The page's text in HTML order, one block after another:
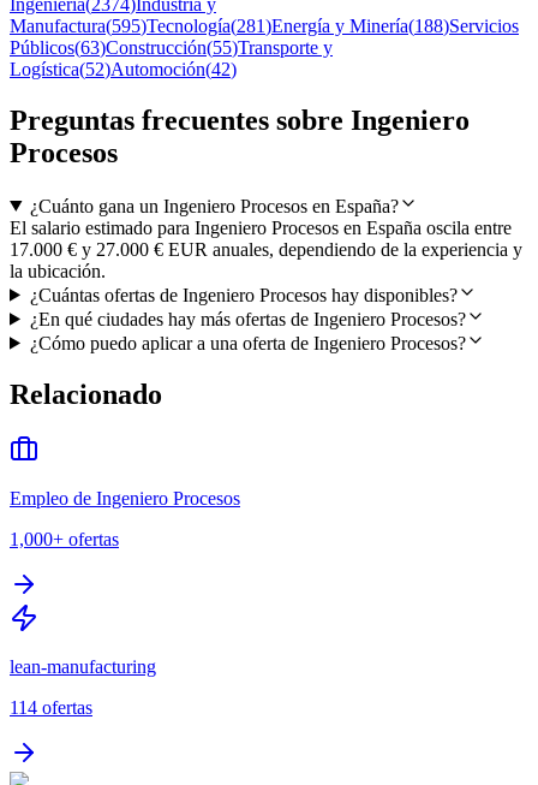
Manufactura(595)Tecnología(281)Energía y Minería(188)Servicios
Públicos(63)Construcción(55)Transporte y
Logística(52)Automoción(42)
Preguntas frecuentes sobre Ingeniero
Procesos
¿Cuánto gana un Ingeniero Procesos en España?
El salario estimado para Ingeniero Procesos en España oscila entre
17.000 € y 27.000 € EUR anuales, dependiendo de la experiencia y
la ubicación.
¿Cuántas ofertas de Ingeniero Procesos hay disponibles?
¿En qué ciudades hay más ofertas de Ingeniero Procesos?
¿Cómo puedo aplicar a una oferta de Ingeniero Procesos?
Relacionado
Empleo de Ingeniero Procesos
1,000+ ofertas
lean-manufacturing
114 ofertas